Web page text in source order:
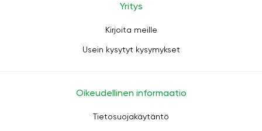
Yritys
Kirjoita meille
Usein kysytyt kysymykset
Oikeudellinen informaatio
Tietosuojakäytäntö